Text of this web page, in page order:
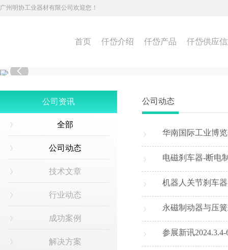
广州明协工业器材有限公司欢迎您！
首页 仟岱介绍 仟岱产品 仟岱供应

公司资讯
全部
公司动态
技术文章
行业动态
成功案例
解决方案
公司动态
华南国际工业博
电磁刹车器-断电
机器人关节刹车
永磁制动器与压
参展新讯